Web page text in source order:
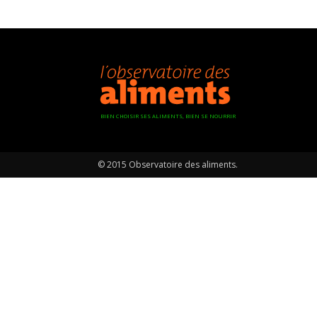
BIEN CHOISIR SES ALIMENTS, BIEN SE NOURRIR
© 2015 Observatoire des aliments.